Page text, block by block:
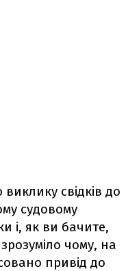
свідків до
судовому
і, як ви бачите,
чому, на
привід до